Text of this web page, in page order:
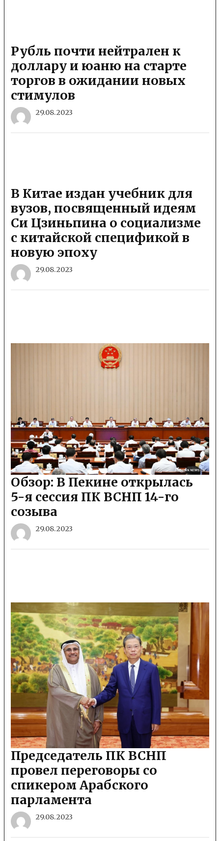
Рубль почти нейтрален к
доллару и юаню на старте
торгов в ожидании новых
стимулов
29.08.2023
В Китае издан учебник для
вузов, посвященный идеям
Си Цзиньпина о социализме
с китайской спецификой в
новую эпоху
29.08.2023
Обзор: В Пекине открылась
5-я сессия ПК ВСНП 14-го
созыва
29.08.2023
Председатель ПК ВСНП
провел переговоры со
спикером Арабского
парламента
29.08.2023